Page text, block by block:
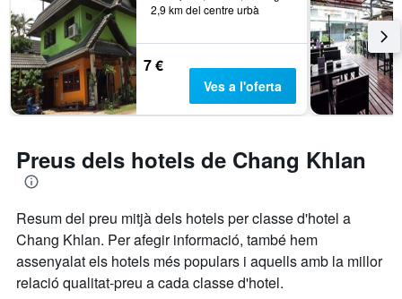
2,9 km del centre urbà
7 €
Ves a l'oferta
Preus dels hotels de Chang Khlan
Resum del preu mitjà dels hotels per classe d'hotel a
Chang Khlan. Per afegir informació, també hem
assenyalat els hotels més populars i aquells amb la millor
relació qualitat-preu a cada classe d'hotel.